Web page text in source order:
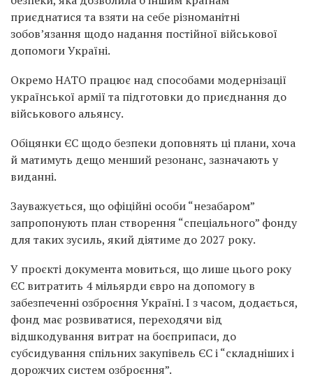
приєднатися та взяти на себе різноманітні
зобов’язання щодо надання постійної військової
допомоги Україні.
Окремо НАТО працює над способами модернізації
української армії та підготовки до приєднання до
військового альянсу.
Обіцянки ЄС щодо безпеки доповнять ці плани, хоча
й матимуть дещо менший резонанс, зазначають у
виданні.
Зауважується, що офіційні особи “незабаром”
запропонують план створення “спеціального” фонду
для таких зусиль, який діятиме до 2027 року.
У проєкті документа мовиться, що лише цього року
ЄС витратить 4 мільярди євро на допомогу в
забезпеченні озброєння Україні. І з часом, додається,
фонд має розвиватися, переходячи від
відшкодування витрат на боєприпаси, до
субсидування спільних закупівель ЄС і “складніших і
дорожчих систем озброєння”.